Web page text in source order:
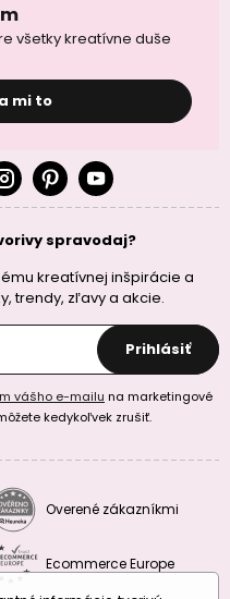
všetky kreatívne duše
mi to
spravodaj?
kreatívnej inšpirácie a
trendy, zľavy a akcie.
Prihlásiť
vášho e-mailu na marketingové
kedykoľvek zrušiť.
Overené zákazníkmi
Ecommerce Europe